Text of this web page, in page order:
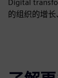
Digital
的组织的增长